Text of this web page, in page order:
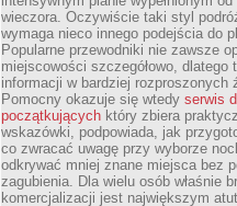
wieczora. Oczywiście taki styl
wymaga nieco innego podejścia do
Popularne przewodniki nie zawsze
miejscowości szczegółowo, dlatego
informacji w bardziej rozproszonych
Pomocny okazuje się wtedy serwis
początkujących który zbiera
wskazówki, podpowiada, jak
co zwracać uwagę przy wyborze
odkrywać mniej znane miejsca bez
zagubienia. Dla wielu osób właśnie
komercjalizacji jest największym